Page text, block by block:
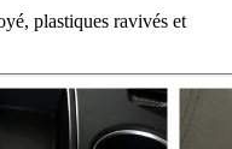
plastiques ravivés et